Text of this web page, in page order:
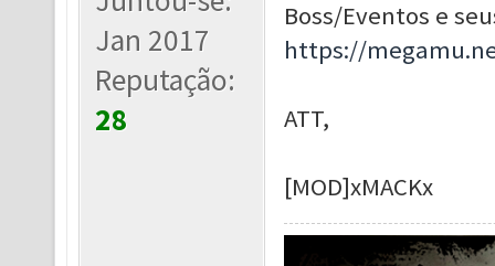
Jan 2017
Reputação:
28
Boss/Eventos e
https://
ATT,
[MOD]xMACKx